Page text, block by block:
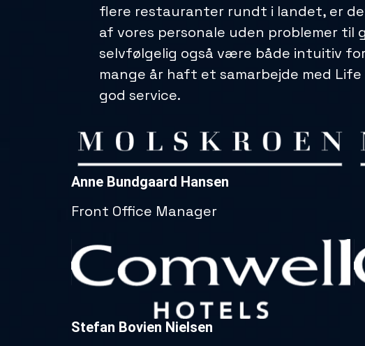
flere restauranter rundt i landet, er
af vores personale uden problemer til
selvfølgelig også være både intuitiv
mange år haft et samarbejde med
god service.
Anne Bundgaard Hansen
Front Office Manager
Stefan Bovien Nielsen